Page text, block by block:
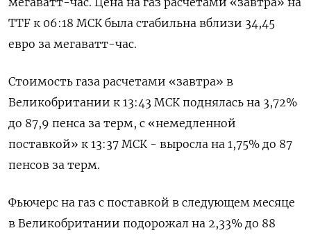
TTF к 06:18 МСК была стабильна вблизи 34,45
евро за мегаватт-час.
Стоимость газа расчетами «завтра» в
Великобритании к 13:43 МСК поднялась на 3,72%
до 87,9 пенса за терм, с «немедленной
поставкой» к 13:37 МСК - выросла на 1,75% до 87
пенсов за терм.
Фьючерс на газ с поставкой в следующем месяце
в Великобритании подорожал на 2,33% до 88